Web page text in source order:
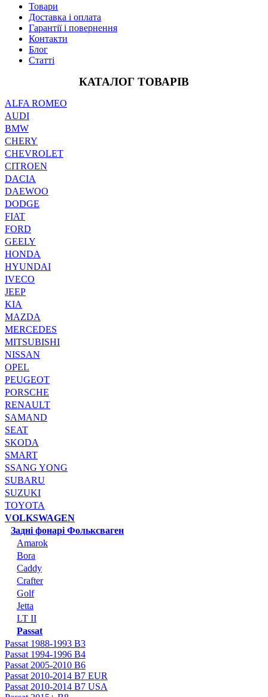
Товари
Доставка і оплата
Гарантії і повернення
Контакти
Блог
Статті
КАТАЛОГ ТОВАРІВ
ALFA ROMEO
AUDI
BMW
CHERY
CHEVROLET
CITROEN
DACIA
DAEWOO
DODGE
FIAT
FORD
GEELY
HONDA
HYUNDAI
IVECO
JEEP
KIA
MAZDA
MERCEDES
MITSUBISHI
NISSAN
OPEL
PEUGEOT
PORSCHE
RENAULT
SAMAND
SEAT
SKODA
SMART
SSANG YONG
SUBARU
SUZUKI
TOYOTA
VOLKSWAGEN
Задні фонарі Фольксваген
Amarok
Bora
Caddy
Crafter
Golf
Jetta
LT II
Passat
Passat 1988-1993 B3
Passat 1994-1996 B4
Passat 2005-2010 B6
Passat 2010-2014 B7 EUR
Passat 2010-2014 B7 USA